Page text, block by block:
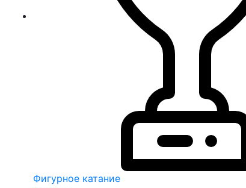
Фигурное катание